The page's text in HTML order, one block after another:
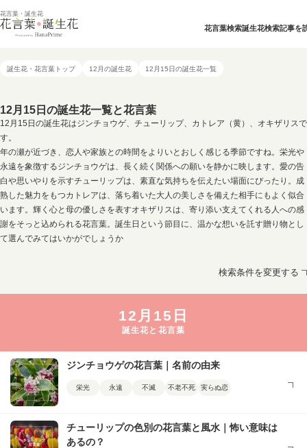
花言葉・誕生花
花言葉検索誕生花検索記事を
誕生花・花言葉トップ 12月の誕生花 12月15日の誕生花一覧
12月15日の誕生花一覧と花言葉
12月15日の誕生花はジンチョウゲ、チューリップ、カトレア（黄）、オキザリスで
す。
年の瀬が近づき、恋人や家族との時間をよりいとおしく感じる季節ですね。栄光や
永遠を象徴するジンチョウゲは、長く続く関係への願いを静かに映します。愛の告
白や思いやりを示すチューリップは、素直な気持ちを伝えたい場面にぴったり。成
熟した魅力をもつカトレアは、落ち着いた大人の美しさを備えた相手にもよく似合
います。輝く心と母の優しさを表すオキザリスは、寄り添い支えてくれる人への感
謝をそっと込められる花言葉。誕生日という節目に、温かな想いを託す贈り物とし
て選んでみてはいかがでしょうか
検索条件を変更する
12月15日
誕生花と花言葉
ジンチョウゲの花言葉｜名前の由来
栄光 永遠 不滅 不老不死 実らぬ恋
チューリップの色別の花言葉と風水｜怖い意味は
あるの？